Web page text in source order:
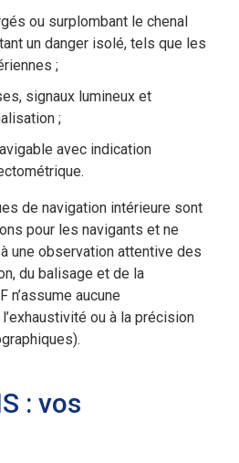
ou surplombant le chenal
un danger isolé, tels que les
;
signaux lumineux et
;
avec indication
de navigation intérieure sont
pour les navigants et ne
une observation attentive des
du balisage et de la
n’assume aucune
ou à la précision
: vos